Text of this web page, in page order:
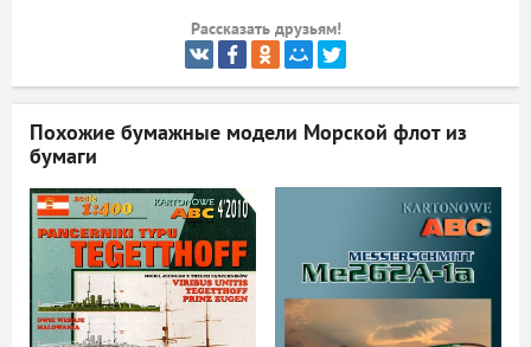
Рассказать друзьям!
Похожие бумажные модели Морской флот из
бумаги